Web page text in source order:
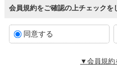
会員規約をご確認の上チェックを
同意する
▼会員規約